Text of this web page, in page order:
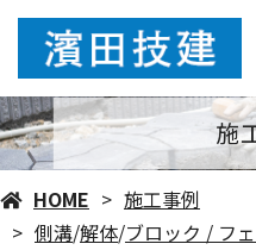
施
HOME
施工事例
側溝/解体/ブロック / フ